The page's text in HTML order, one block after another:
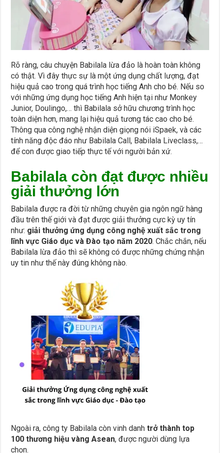
Rõ ràng, câu chuyện Babilala lừa đảo là hoàn toàn không
có thật. Vì đây thực sự là một ứng dụng chất lượng, đạt
hiệu quả cao trong quá trình học tiếng Anh cho bé. Nếu so
với những ứng dụng học tiếng Anh hiện tại như Monkey
Junior, Doulingo,… thì Babilala sở hữu chương trình học
toàn diện hơn, mang lại hiệu quả tương tác cao cho bé.
Thông qua công nghệ nhận diện giọng nói iSpaek, và các
tính năng độc đáo như Babilala Call, Babilala Liveclass,…
để con được giao tiếp thực tế với người bản xứ.
Babilala còn đạt được nhiều
giải thưởng lớn
Babilala được ra đời từ những chuyên gia ngôn ngữ hàng
đầu trên thế giới và đạt được giải thưởng cực kỳ uy tín
như: giải thưởng ứng dụng công nghệ xuất sắc trong
lĩnh vực Giáo dục và Đào tạo năm 2020. Chắc chắn, nếu
Babilala lừa đảo thì sẽ không có được những chứng nhận
uy tin như thế này đúng không nào.
Ngoài ra, công ty Babilala còn vinh danhtrở thành top
100 thương hiệu vàng Asean, được người dùng lựa
chọn.